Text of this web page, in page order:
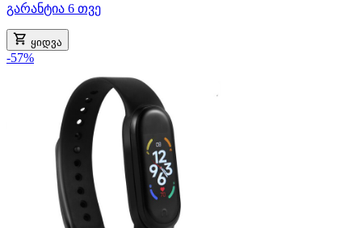
გარანტია 6 თვე
ყიდვა
-57%